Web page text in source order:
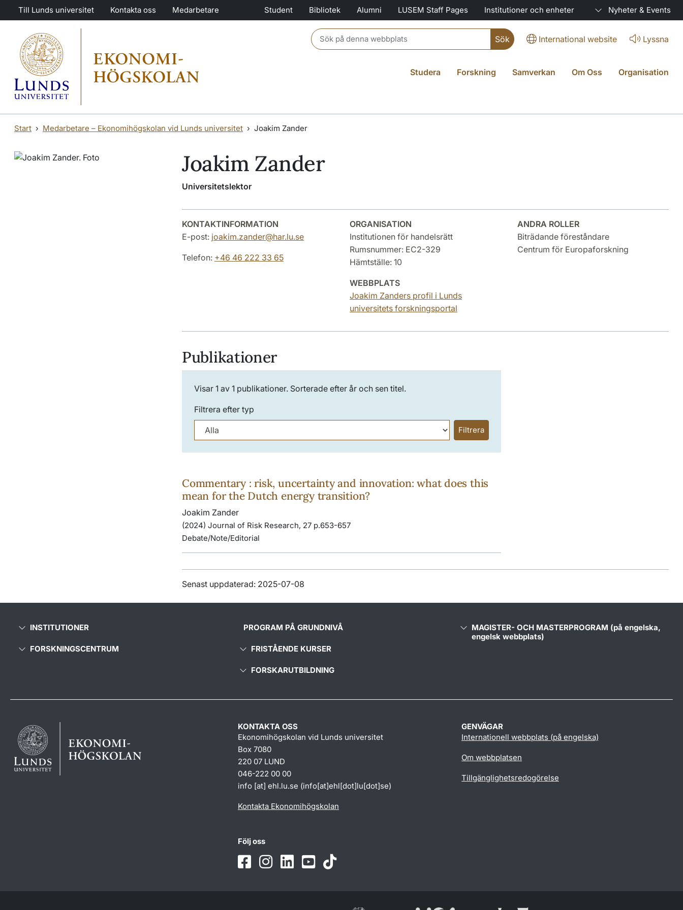
Hoppa till huvudinnehåll
Hoppa till huvudinnehåll
Till Lunds universitet Kontakta oss Medarbetare Student Bibliotek Alumni LUSEM Staff Pages Institutioner och enheter Nyheter & Events
Header search International website Lyssna
Studera Forskning Samverkan Om Oss Organisation
Start Medarbetare – Ekonomihögskolan vid Lunds universitet Joakim Zander
Joakim Zander
Universitetslektor
KONTAKTINFORMATION
E-post: joakim.zander@har.lu.se
Telefon: +46 46 222 33 65
ORGANISATION
Institutionen för handelsrätt
Rumsnummer: EC2-329
Hämtställe: 10
WEBBPLATS
Joakim Zanders profil i Lunds
universitets forskningsportal
ANDRA ROLLER
Biträdande föreståndare
Centrum för Europaforskning
Publikationer
Visar 1 av 1 publikationer. Sorterade efter år och sen titel.
Filtrera efter typ
Filtrera
Commentary : risk, uncertainty and innovation: what does this
mean for the Dutch energy transition?
Joakim Zander
(2024) Journal of Risk Research, 27 p.653-657
Debate/Note/Editorial
Senast uppdaterad: 2025-07-08
INSTITUTIONER
FORSKNINGSCENTRUM
PROGRAM PÅ GRUNDNIVÅ
FRISTÅENDE KURSER
FORSKARUTBILDNING
MAGISTER- OCH MASTERPROGRAM (på engelska,
engelsk webbplats)
KONTAKTA OSS
Ekonomihögskolan vid Lunds universitet
Box 7080
220 07 LUND
046-222 00 00
info [at] ehl.lu.se (info[at]ehl[dot]lu[dot]se)
Kontakta Ekonomihögskolan
GENVÄGAR
Internationell webbplats (på engelska)
Om webbplatsen
Tillgänglighetsredogörelse
Följ oss